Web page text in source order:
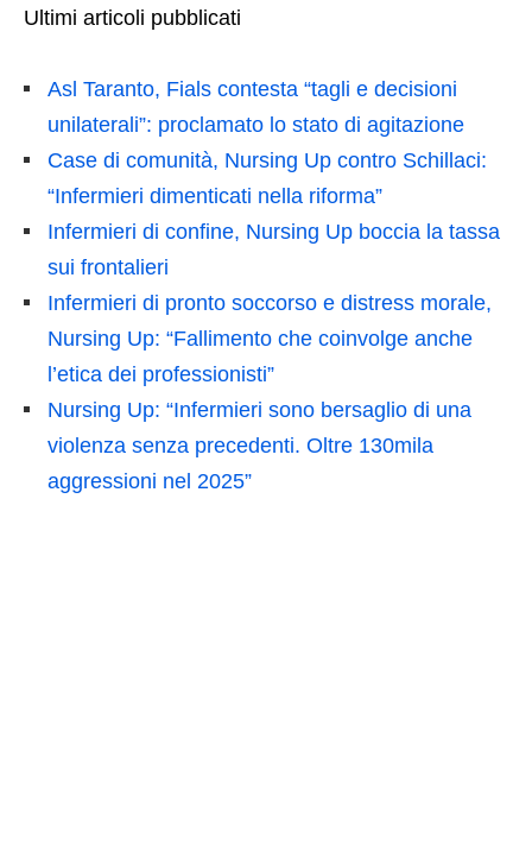
Ultimi articoli pubblicati
Asl Taranto, Fials contesta “tagli e decisioni
unilaterali”: proclamato lo stato di agitazione
Case di comunità, Nursing Up contro Schillaci:
“Infermieri dimenticati nella riforma”
Infermieri di confine, Nursing Up boccia la tassa
sui frontalieri
Infermieri di pronto soccorso e distress morale,
Nursing Up: “Fallimento che coinvolge anche
l’etica dei professionisti”
Nursing Up: “Infermieri sono bersaglio di una
violenza senza precedenti. Oltre 130mila
aggressioni nel 2025”